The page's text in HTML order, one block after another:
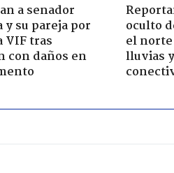
a senador
y su pareja por
VIF tras
con daños en
oculto
el norte
lluvias